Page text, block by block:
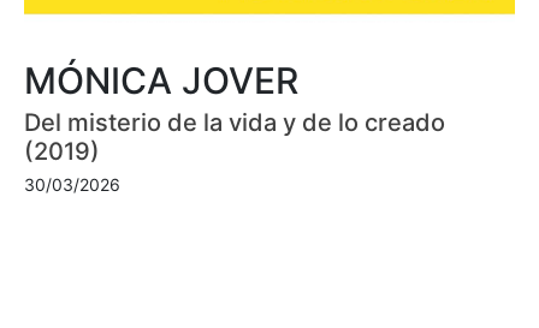
MÓNICA JOVER
Del misterio de la vida y de lo creado
(2019)
30/03/2026